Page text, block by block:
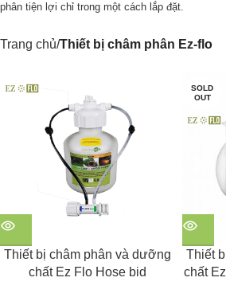
phân tiện lợi chỉ trong một cách lắp đặt.
Trang chủ Thiết bị châm phân Ez-flo
Thiết bị châm phân và dưỡng
chất Ez Flo Hose bid
SOLD
OUT
Thiết
chất